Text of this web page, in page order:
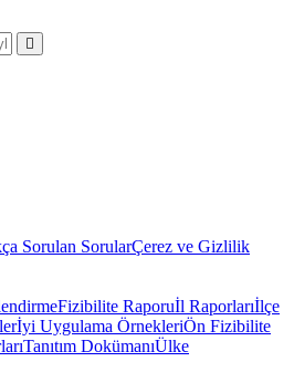
Sorulan SorularÇerez ve Gizlilik
Fizibilite Raporuİl Raporlarıİlçe
İyi Uygulama ÖrnekleriÖn Fizibilite
Tanıtım DokümanıÜlke